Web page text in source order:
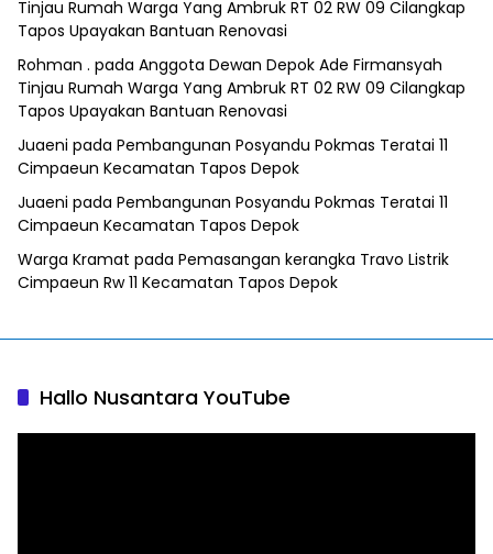
Tinjau Rumah Warga Yang Ambruk RT 02 RW 09 Cilangkap
Tapos Upayakan Bantuan Renovasi
Rohman . pada Anggota Dewan Depok Ade Firmansyah
Tinjau Rumah Warga Yang Ambruk RT 02 RW 09 Cilangkap
Tapos Upayakan Bantuan Renovasi
Juaeni pada Pembangunan Posyandu Pokmas Teratai 11
Cimpaeun Kecamatan Tapos Depok
Juaeni pada Pembangunan Posyandu Pokmas Teratai 11
Cimpaeun Kecamatan Tapos Depok
Warga Kramat pada Pemasangan kerangka Travo Listrik
Cimpaeun Rw 11 Kecamatan Tapos Depok
Hallo Nusantara YouTube